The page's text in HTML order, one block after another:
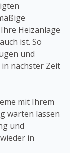
Heizanlage
ist. So
und
nächster Zeit
mit Ihrem
warten lassen
und
in